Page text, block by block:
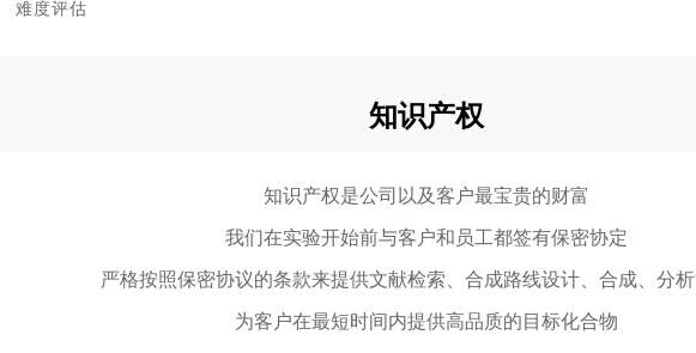
难度评估
知识产权
知识产权是公司以及客户最宝贵的财富
我们在实验开始前与客户和员工都签有保密协定
严格按照保密协议的条款来提供文献检索、合成路线设计、合成、分
为客户在最短时间内提供高品质的目标化合物